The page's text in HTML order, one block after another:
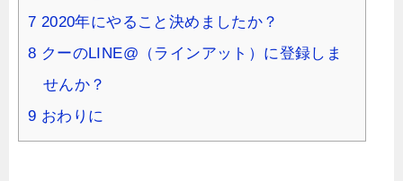
7 2020年にやること決めましたか？
8 クーのLINE@（ラインアット）に登録しま
せんか？
9 おわりに